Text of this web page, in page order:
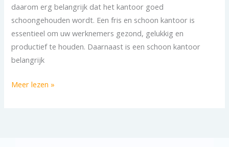
daarom erg belangrijk dat het kantoor goed
schoongehouden wordt. Een fris en schoon kantoor is
essentieel om uw werknemers gezond, gelukkig en
productief te houden. Daarnaast is een schoon kantoor
belangrijk
Meer lezen »